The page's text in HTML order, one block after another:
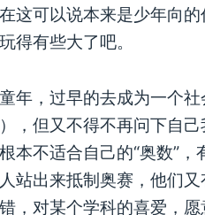
这可以说本来是少年向
得有些大了吧。
年，过早的去成为一个
，但又不得不再问下自
本不适合自己的“奥数”，
站出来抵制奥赛，他们
，对某个学科的喜爱，